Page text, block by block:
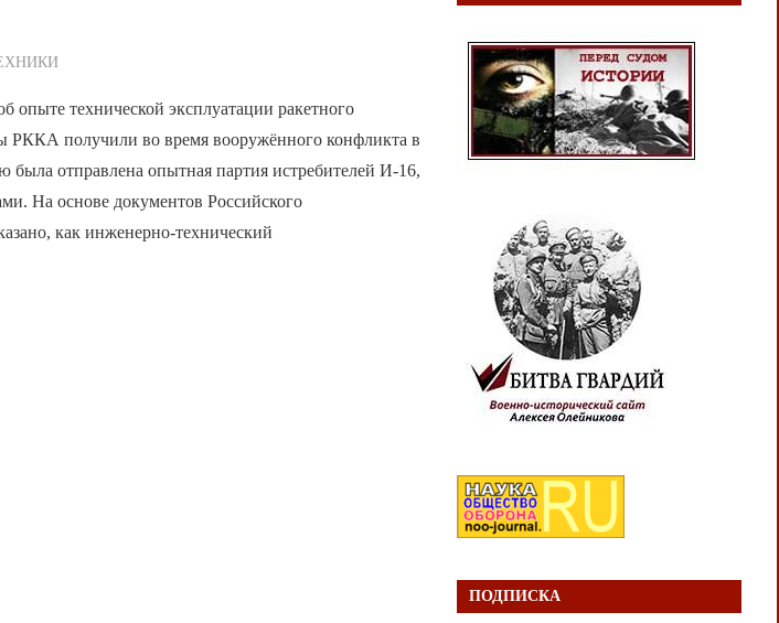
опыте технической эксплуатации ракетного
получили во время вооружённого конфликта в
отправлена опытная партия истребителей И-16,
На основе документов Российского
как инженерно-технический
ПОДПИСКА